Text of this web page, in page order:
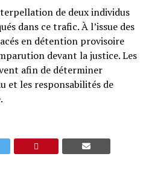
de deux individus
dans ce trafic. À l’issue des
en détention provisoire
devant la justice. Les
afin de déterminer
et les responsabilités de